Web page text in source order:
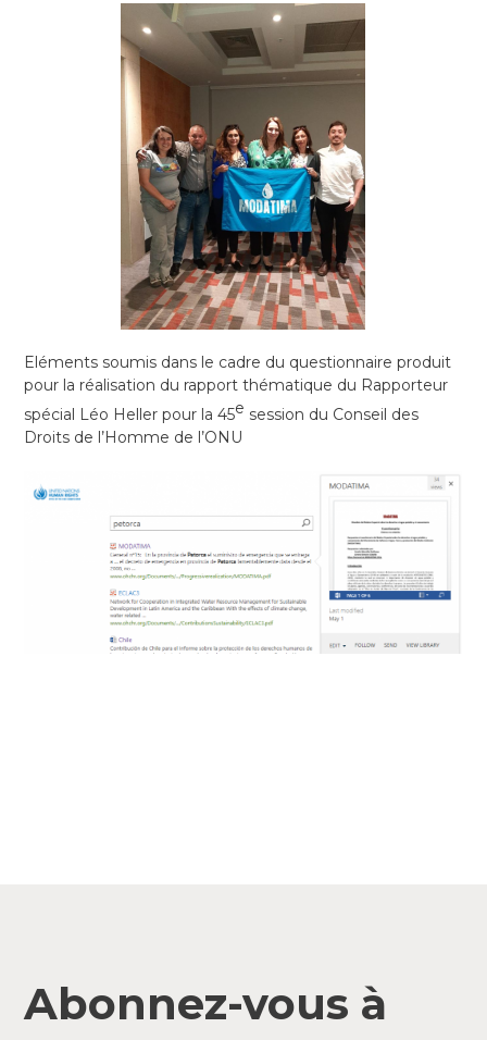
Eléments soumis dans le cadre du questionnaire produit
pour la réalisation du rapport thématique du Rapporteur
spécial Léo Heller pour la 45e session du Conseil des
Droits de l’Homme de l’ONU
Abonnez-vous à